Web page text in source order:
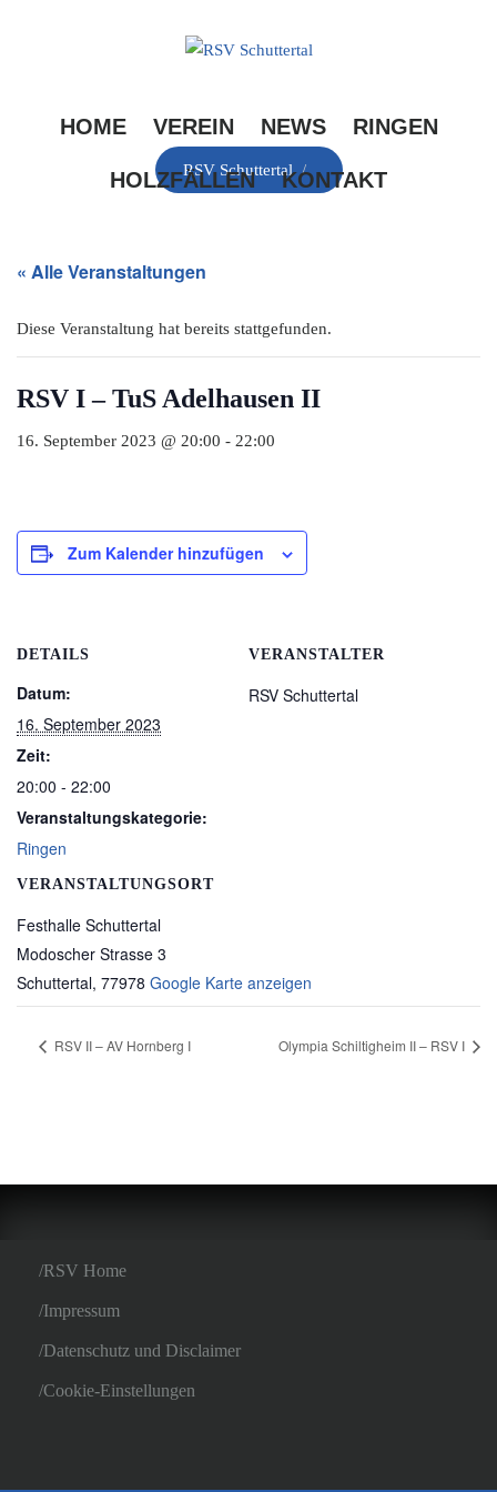
HOME VEREIN NEWS RINGEN
HOLZFÄLLEN KONTAKT
RSV Schuttertal /
« Alle Veranstaltungen
Diese Veranstaltung hat bereits stattgefunden.
RSV I – TuS Adelhausen II
16. September 2023 @ 20:00 - 22:00
Zum Kalender hinzufügen
DETAILS
Datum:
16. September 2023
Zeit:
20:00 - 22:00
Veranstaltungskategorie:
Ringen
VERANSTALTUNGSORT
Festhalle Schuttertal
Modoscher Strasse 3
Schuttertal, 77978 Google Karte anzeigen
VERANSTALTER
RSV Schuttertal
RSV II – AV Hornberg I Olympia Schiltigheim II – RSV I
RSV Home
Impressum
Datenschutz und Disclaimer
Cookie-Einstellungen